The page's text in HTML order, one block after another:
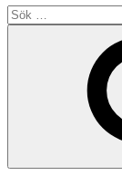
Sök
efter: